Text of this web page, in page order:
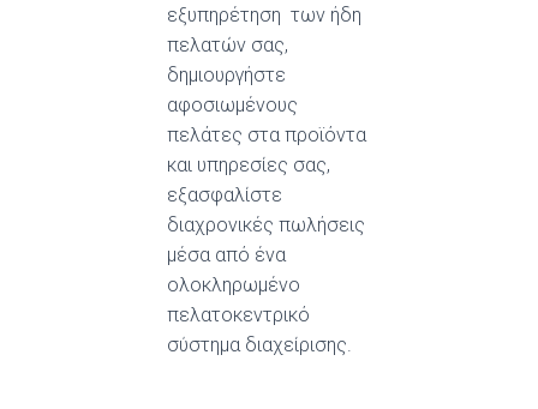
εξυπηρέτηση των ήδη
πελατών σας,
δημιουργήστε
αφοσιωμένους
πελάτες στα προϊόντα
και υπηρεσίες σας,
εξασφαλίστε
διαχρονικές πωλήσεις
μέσα από ένα
ολοκληρωμένο
πελατοκεντρικό
σύστημα διαχείρισης.